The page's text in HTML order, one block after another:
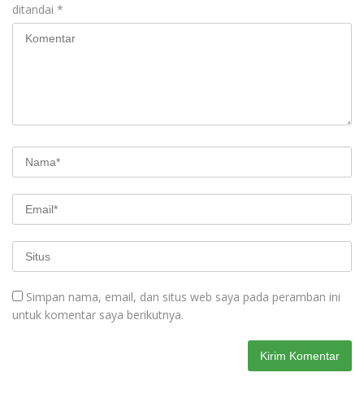
ditandai *
Simpan nama, email, dan situs web saya pada peramban ini
untuk komentar saya berikutnya.